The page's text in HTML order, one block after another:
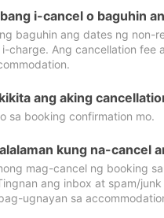
i-cancel o baguhin
baguhin ang dates ng non-
charge. Ang cancellation fee
ang aking
sa booking confirmation mo.
kung na-cancel
mag-cancel ng booking
ang inbox at spam/
ugnayan sa